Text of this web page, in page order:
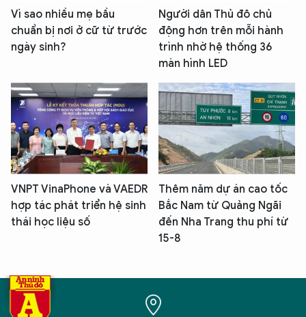
Vì sao nhiều mẹ bầu
chuẩn bị nơi ở cữ từ trước
ngày sinh?
Người dân Thủ đô chủ
động hơn trên mỗi hành
trình nhờ hệ thống 36
màn hình LED
VNPT VinaPhone và VAEDR
hợp tác phát triển hệ sinh
thái học liệu số
Thêm năm dự án cao tốc
Bắc Nam từ Quảng Ngãi
đến Nha Trang thu phí từ
15-8